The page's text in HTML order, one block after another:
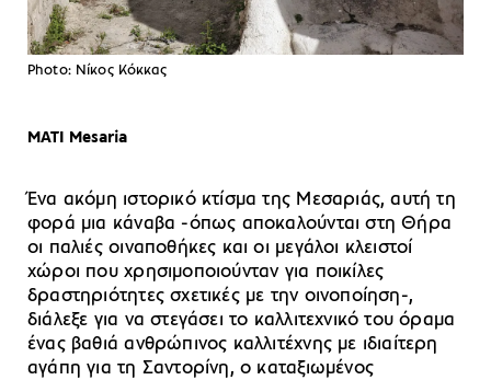
Photo: Νίκος Κόκκας
MATI Mesaria
Ένα ακόμη ιστορικό κτίσμα της Μεσαριάς, αυτή τη
φορά μια κάναβα -όπως αποκαλούνται στη Θήρα
οι παλιές οιναποθήκες και οι μεγάλοι κλειστοί
χώροι που χρησιμοποιούνταν για ποικίλες
δραστηριότητες σχετικές με την οινοποίηση-,
διάλεξε για να στεγάσει το καλλιτεχνικό του όραμα
ένας βαθιά ανθρώπινος καλλιτέχνης με ιδιαίτερη
αγάπη για τη Σαντορίνη, ο καταξιωμένος